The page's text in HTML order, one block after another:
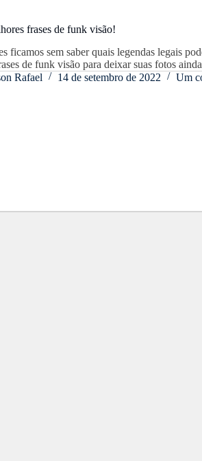
frases de funk visão!
ficamos sem saber quais legendas legais
de funk visão para deixar suas fotos
Rafael
14 de setembro de 2022 Um